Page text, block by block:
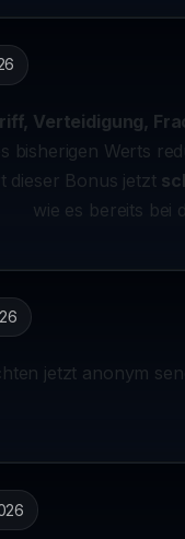
Verteidigung,
bisherigen Werts
dieser Bonus jetzt
wie es bereits bei
jetzt anonym